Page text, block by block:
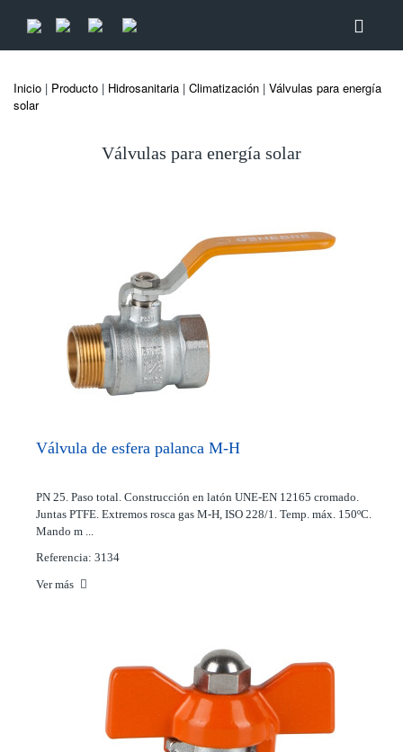
Inicio | Producto | Hidrosanitaria | Climatización | Válvulas para energía
solar
Válvulas para energía solar
Válvula de esfera palanca M-H
PN 25. Paso total. Construcción en latón UNE-EN 12165 cromado.
Juntas PTFE. Extremos rosca gas M-H, ISO 228/1. Temp. máx. 150ºC.
Mando m ...
Referencia: 3134
Ver más